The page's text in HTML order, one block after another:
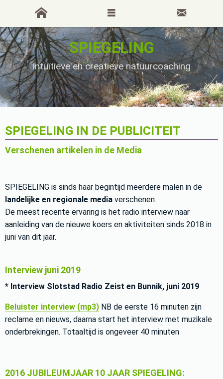
SPIEGELING
intuïtieve en creatieve natuurcoaching
SPIEGELING IN DE PUBLICITEIT
Verschenen artikelen in de Media
SPIEGELING is sinds haar begintijd meerdere malen in de
landelijke en regionale media verschenen.
De meest recente ervaring is het radio interview naar
aanleiding van de nieuwe koers en aktiviteiten sinds 2018 in
juni van dit jaar.
Interview juni 2019
* Interview Slotstad Radio Zeist en Bunnik, juni 2019
Beluister interview (mp3) NB de eerste 16 minuten zijn
reclame en nieuws, daarna start het interview met muzikale
onderbrekingen. Totaaltijd is ongeveer 40 minuten
2016 JUBILEUMJAAR 10 JAAR SPIEGELING: